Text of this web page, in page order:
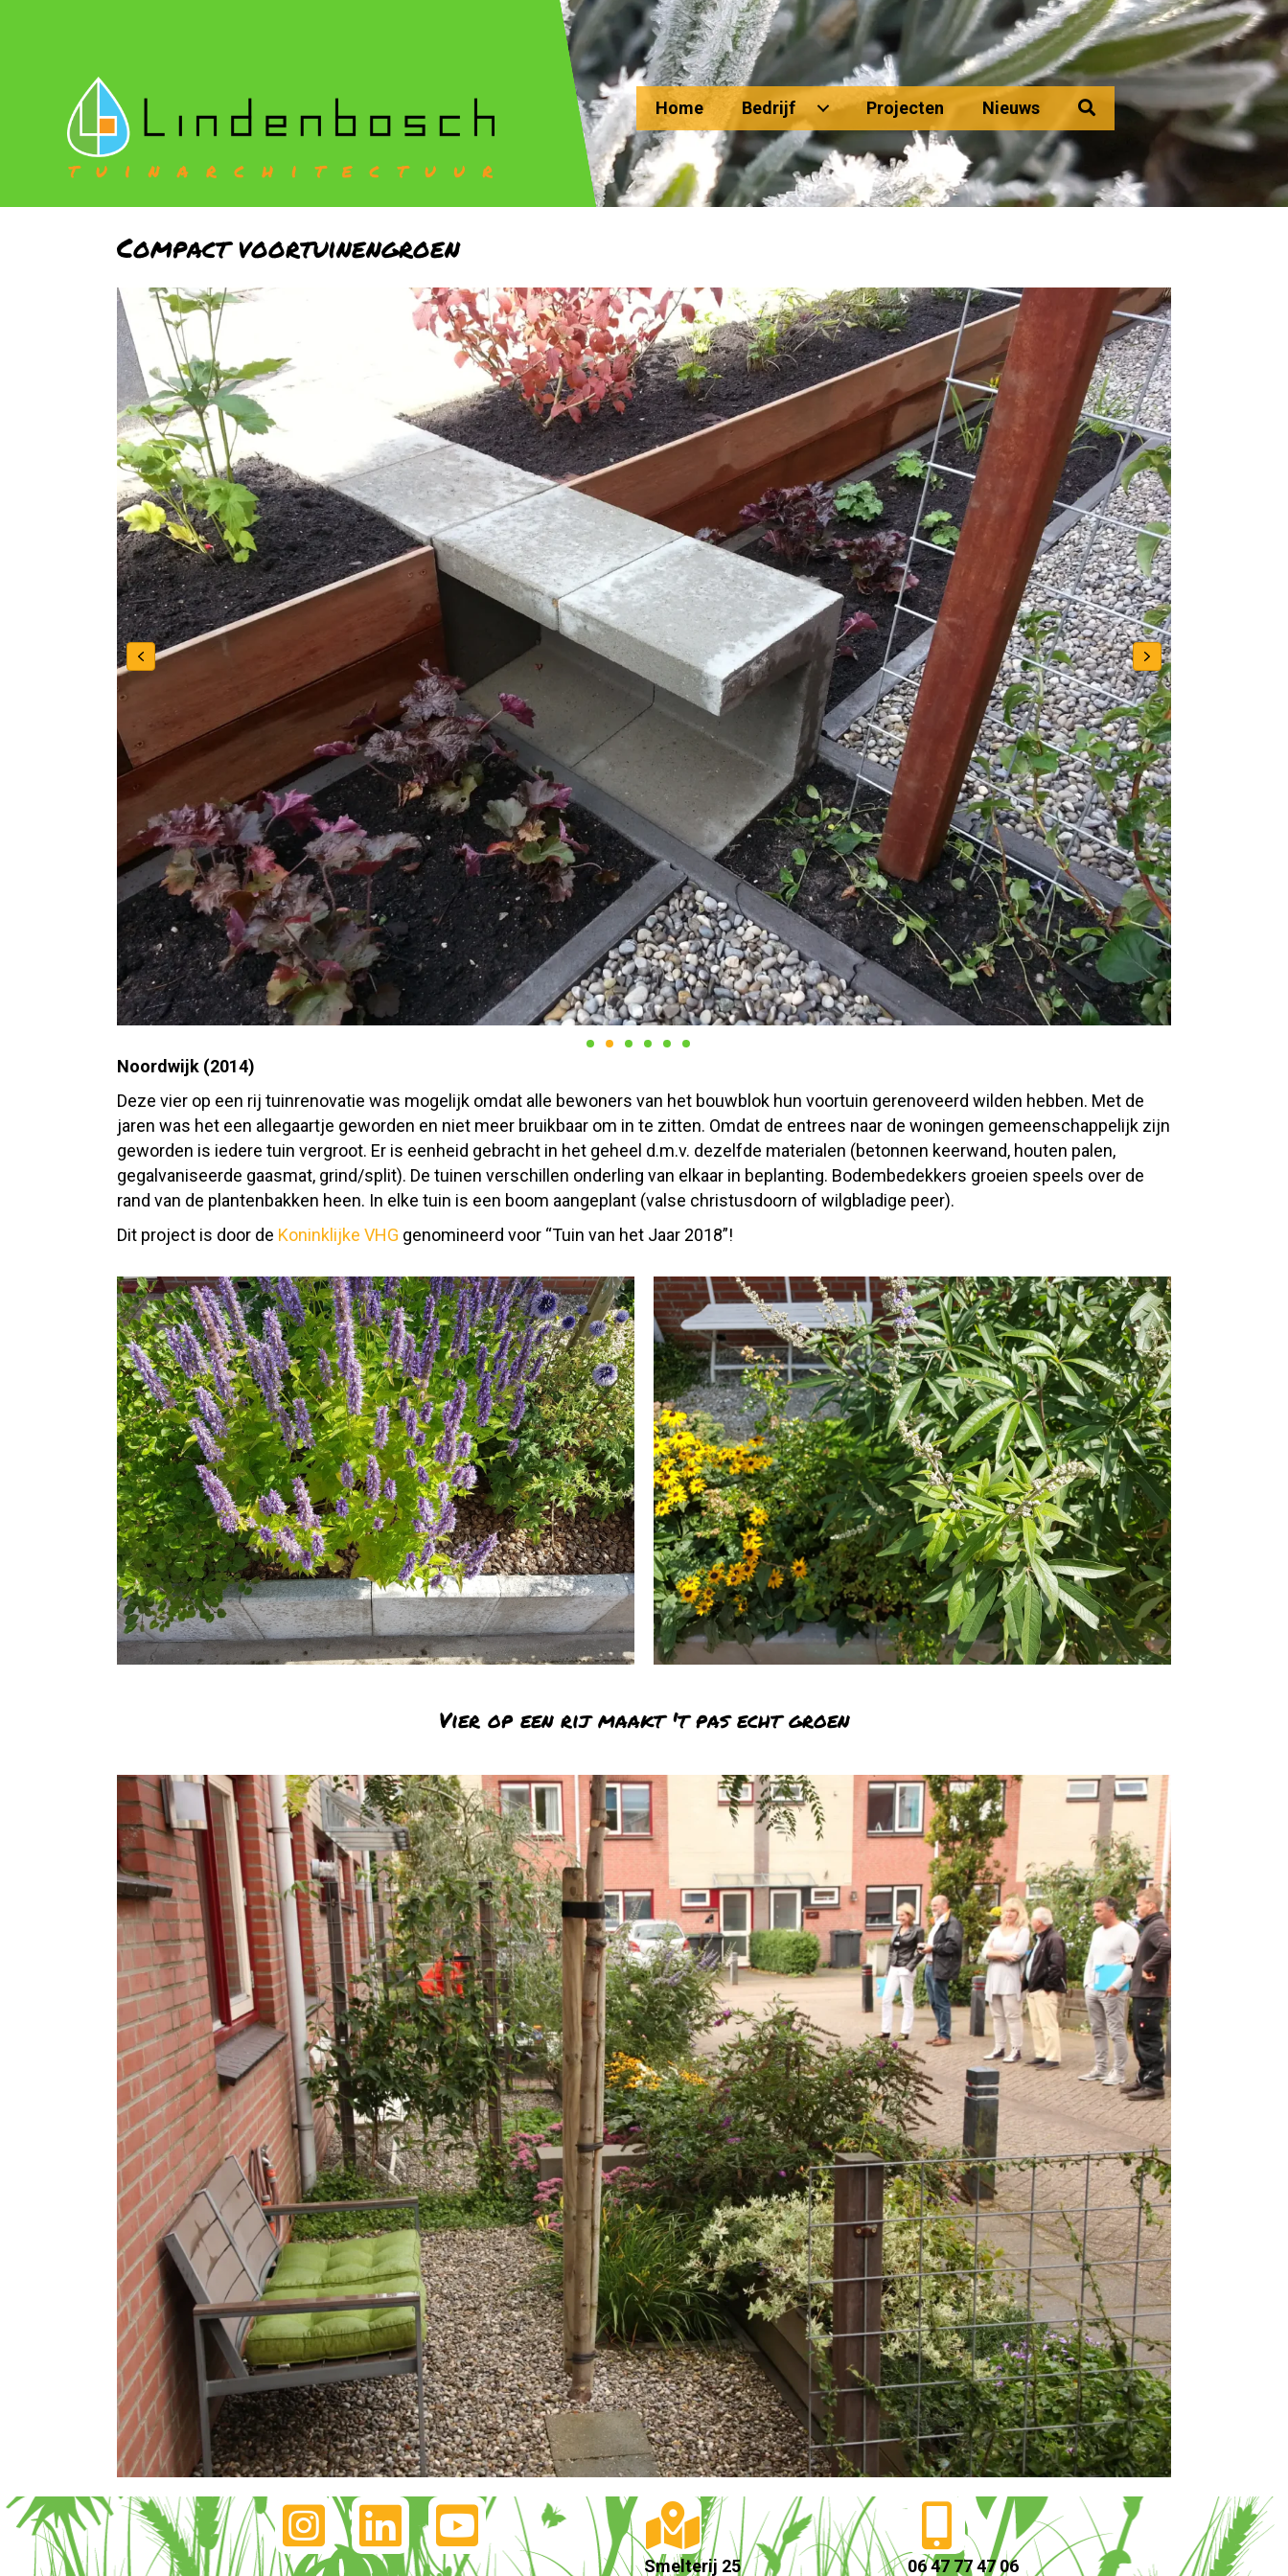
Home Bedrijf Projecten Nieuws
Compact voortuinengroen
Noordwijk (2014)
Deze vier op een rij tuinrenovatie was mogelijk omdat alle bewoners van het bouwblok hun voortuin gerenoveerd wilden hebben. Met de
jaren was het een allegaartje geworden en niet meer bruikbaar om in te zitten. Omdat de entrees naar de woningen gemeenschappelijk zijn
geworden is iedere tuin vergroot. Er is eenheid gebracht in het geheel d.m.v. dezelfde materialen (betonnen keerwand, houten palen,
gegalvaniseerde gaasmat, grind/split). De tuinen verschillen onderling van elkaar in beplanting. Bodembedekkers groeien speels over de
rand van de plantenbakken heen. In elke tuin is een boom aangeplant (valse christusdoorn of wilgbladige peer).
Dit project is door de Koninklijke VHG genomineerd voor “Tuin van het Jaar 2018”!
Vier op een rij maakt 't pas echt groen
Smelterij 25 06 47 77 47 06